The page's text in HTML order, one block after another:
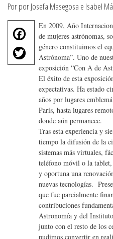
Por por Josefa Masegosa e Isabel
F
e
T
w
it
te
En 2009, Año
de mujeres astrónomas,
género constituimos el
Astrónoma”. Uno de
exposición “Con A de
El éxito de esta
expectativas. Ha estado
años por lugares
París, hasta lugares
donde aún permanece.
Tras esta experiencia y
tiempo la difusión de la
sistemas más virtuales,
teléfono móvil o la tablet,
y oportuna una
nuevas tecnologías.
que fue parcialmente
contribuciones
Astronomía y del
junto con el resto de los
pudimos convertir en